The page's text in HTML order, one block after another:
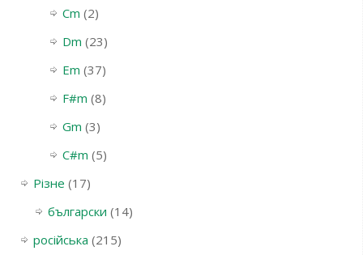
Cm (2)
Dm (23)
Em (37)
F#m (8)
Gm (3)
С#m (5)
Різне (17)
български (14)
російська (215)